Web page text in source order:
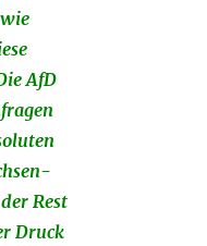
AfD
Rest
Druck